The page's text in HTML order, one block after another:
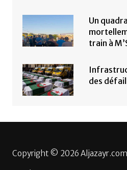
Un
train à
des
Copyright © 2026